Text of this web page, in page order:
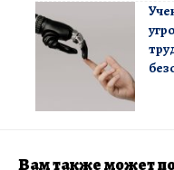
Вам также может